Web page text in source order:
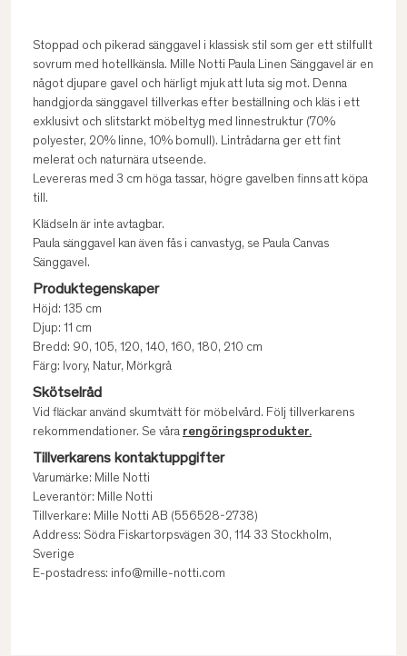
Stoppad och pikerad sänggavel i klassisk stil som ger ett stilfullt
sovrum med hotellkänsla. Mille Notti Paula Linen Sänggavel är en
något djupare gavel och härligt mjuk att luta sig mot. Denna
handgjorda sänggavel tillverkas efter beställning och kläs i ett
exklusivt och slitstarkt möbeltyg med linnestruktur (70%
polyester, 20% linne, 10% bomull). Lintrådarna ger ett fint
melerat och naturnära utseende.
Levereras med 3 cm höga tassar, högre gavelben finns att köpa
till.
Klädseln är inte avtagbar.
Paula sänggavel kan även fås i canvastyg, se Paula Canvas
Sänggavel.
Produktegenskaper
Höjd: 135 cm
Djup: 11 cm
Bredd: 90, 105, 120, 140, 160, 180, 210 cm
Färg: Ivory, Natur, Mörkgrå
Skötselråd
Vid fläckar använd skumtvätt för möbelvård. Följ tillverkarens
rekommendationer. Se våra rengöringsprodukter.
Tillverkarens kontaktuppgifter
Varumärke: Mille Notti
Leverantör: Mille Notti
Tillverkare: Mille Notti AB (556528-2738)
Address: Södra Fiskartorpsvägen 30, 114 33 Stockholm,
Sverige
E-postadress: info@mille-notti.com